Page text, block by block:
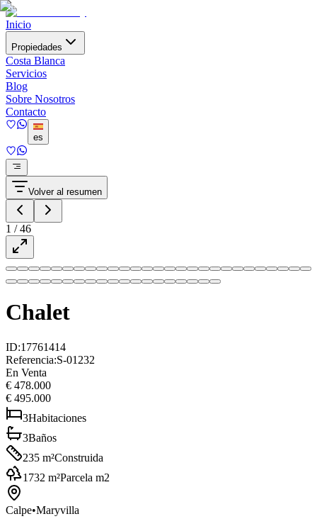
Inicio
Propiedades
Costa Blanca
Servicios
Blog
Sobre Nosotros
Contacto
es
Volver al resumen
1 /46
Chalet
ID:17761414
Referencia:S-01232
En Venta
€ 478.000
€ 495.000
3Habitaciones
3Baños
235 m²Construida
1732 m²Parcela m2
Calpe•Maryvilla